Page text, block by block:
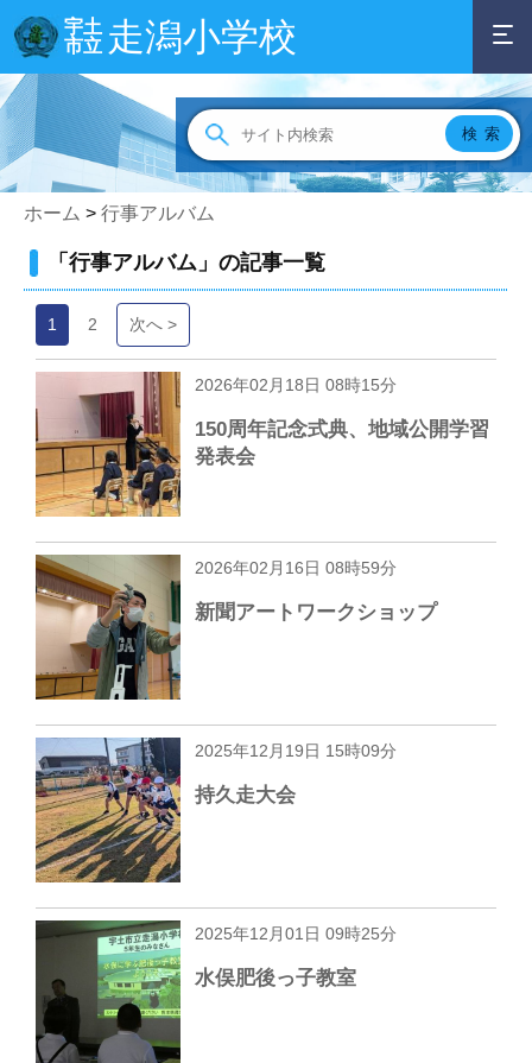
宇土
市立 走潟小学校
ホーム > 行事アルバム
「行事アルバム」の記事一覧
1 2 次へ >
2026年02月18日 08時15分
150周年記念式典、地域公開学習
発表会
2026年02月16日 08時59分
新聞アートワークショップ
2025年12月19日 15時09分
持久走大会
2025年12月01日 09時25分
水俣肥後っ子教室